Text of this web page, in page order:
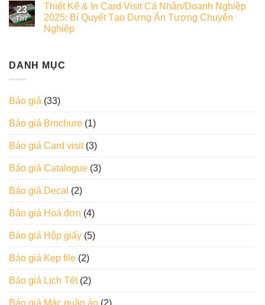
23
Th7
Thiết Kế & In Card Visit Cá Nhân/Doanh Nghiệp
2025: Bí Quyết Tạo Dựng Ấn Tượng Chuyên
Nghiệp
DANH MỤC
Báo giá (33)
Báo giá Brochure (1)
Báo giá Card visit(3)
Báo giá Catalogue (3)
Báo giá Decal (2)
Báo giá Hoá đơn (4)
Báo giá Hộp giấy (5)
Báo giá Kẹp file (2)
Báo giá Lịch Tết(2)